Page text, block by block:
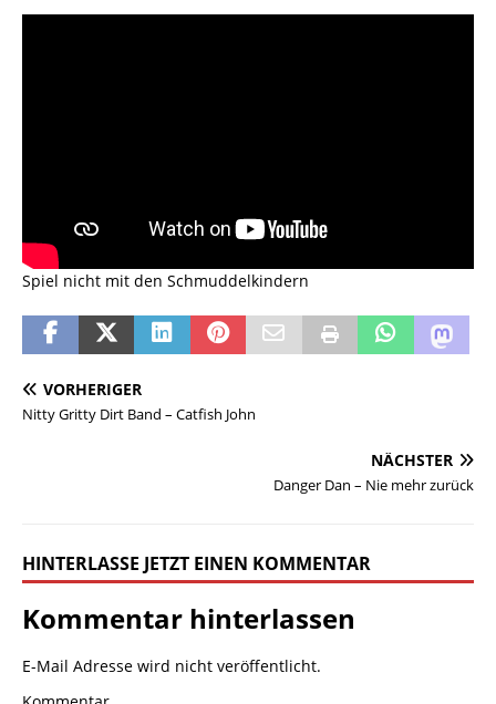
Spiel nicht mit den Schmuddelkindern
VORHERIGER
Nitty Gritty Dirt Band – Catfish John
NÄCHSTER
Danger Dan – Nie mehr zurück
HINTERLASSE JETZT EINEN KOMMENTAR
Kommentar hinterlassen
E-Mail Adresse wird nicht veröffentlicht.